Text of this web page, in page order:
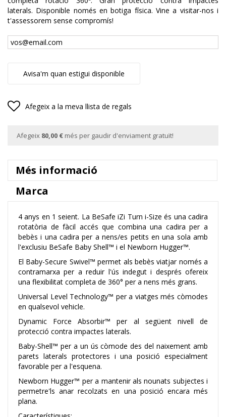
laterals. Disponible només en botiga física. Vine a visitar-nos i
t'assessorem sense compromís!
Avisa'm quan estigui disponible
Afegeix a la meva llista de regals
Afegeix 80,00 € més per gaudir d'enviament gratuït!
Més informació
Marca
4 anys en 1 seient. La BeSafe iZi Turn i-Size és una cadira
rotatòria de fàcil accés que combina una cadira per a
bebès i una cadira per a nens/es petits en una sola amb
l'exclusiu BeSafe Baby Shell™ i el Newborn Hugger™.
El Baby-Secure Swivel™ permet als bebès viatjar només a
contramarxa per a reduir l'ús indegut i després ofereix
una flexibilitat completa de 360° per a nens més grans.
​Universal Level Technology™ per a viatges més còmodes
en qualsevol vehicle.
Dynamic Force Absorbir™ per al següent nivell de
protecció contra impactes laterals.
Baby-Shell™ per a un ús còmode des del naixement amb
parets laterals protectores i una posició especialment
favorable per a l'esquena.
Newborn Hugger™ per a mantenir als nounats subjectes i
permetre'ls anar recolzats en una posició encara més
plana.